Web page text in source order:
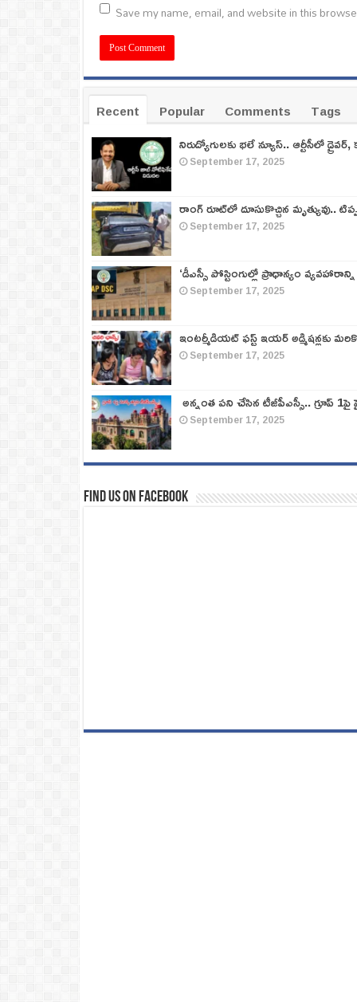
Save my name, email, and website in this
Recent Popular Comments
Tags
నిరుద్యోగులకు భలే న్యూస్.. ఆర్టీసీలో
September 17, 2025
రాంగ్ రూట్‌లో దూసుకొచ్చిన మృత్యువు..
September 17, 2025
‘డీఎస్సీ పోస్టింగుల్లో ప్రాధాన్యం
September 17, 2025
ఇంటర్మీడియట్ ఫస్ట్‌ ఇయర్‌ అడ్మిషన్లకు
September 17, 2025
అన్నంత పని చేసిన టీజీపీఎస్సీ.. గ్రూప్‌
September 17, 2025
Find us on Facebook